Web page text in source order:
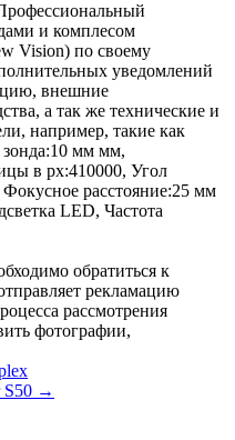
и комплесом
Vision) по своему
уведомлений
внешние
а так же технические и
например, такие как
10 мм мм,
в px:410000, Угол
Фокусное расстояние:25 мм
LED, Частота
обратиться к
рекламацию
рассмотрения
фотографии,
S50 →